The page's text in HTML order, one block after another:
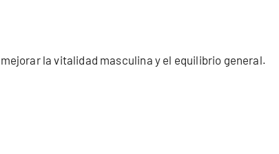
la vitalidad masculina y el equilibrio general.